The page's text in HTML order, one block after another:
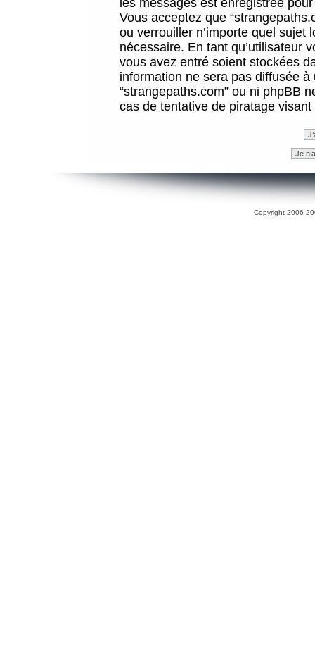
les messages est enregistrée
Vous acceptez que
ou verrouiller n’importe quel sujet
nécessaire. En tant qu’utilisateur
vous avez entré soient stockées
information ne sera pas diffusée
“strangepaths.com” ou ni phpBB
cas de tentative de piratage
Copyright 2006-